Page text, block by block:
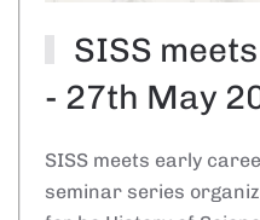
SISS
- 27th May
SISS meets early
seminar series